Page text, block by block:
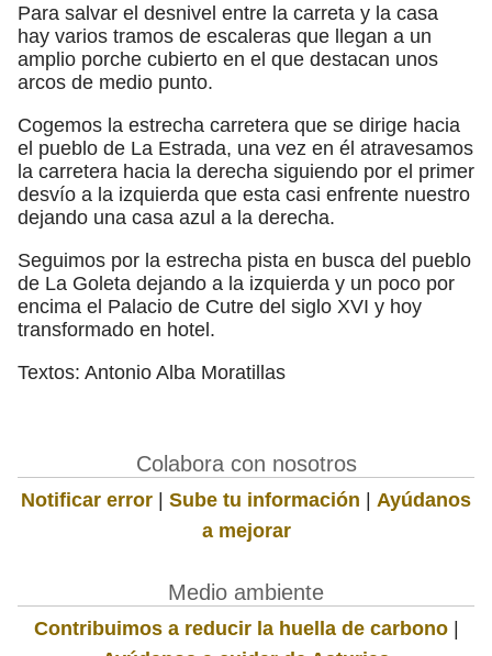
Para salvar el desnivel entre la carreta y la casa
hay varios tramos de escaleras que llegan a un
amplio porche cubierto en el que destacan unos
arcos de medio punto.
Cogemos la estrecha carretera que se dirige hacia
el pueblo de La Estrada, una vez en él atravesamos
la carretera hacia la derecha siguiendo por el primer
desvío a la izquierda que esta casi enfrente nuestro
dejando una casa azul a la derecha.
Seguimos por la estrecha pista en busca del pueblo
de La Goleta dejando a la izquierda y un poco por
encima el Palacio de Cutre del siglo XVI y hoy
transformado en hotel.
Textos: Antonio Alba Moratillas
Colabora con nosotros
Notificar error | Sube tu información | Ayúdanos
a mejorar
Medio ambiente
Contribuimos a reducir la huella de carbono|